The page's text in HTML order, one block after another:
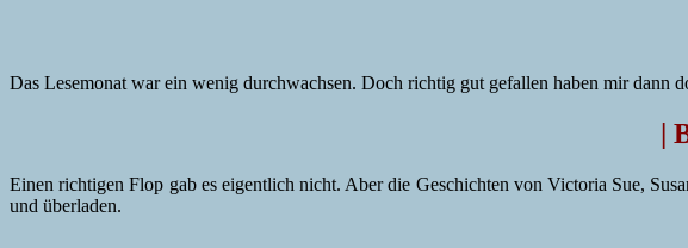
Das Lesemonat war ein wenig durchwachsen. Doch richtig gut gefallen haben mir
|
Einen richtigen Flop gab es eigentlich nicht. Aber die Geschichten von Victoria Sue,
und überladen.